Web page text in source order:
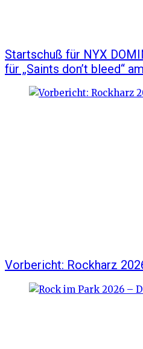
Startschuß für NYX
für „Saints don’t bleed“
Vorbericht: Rockharz